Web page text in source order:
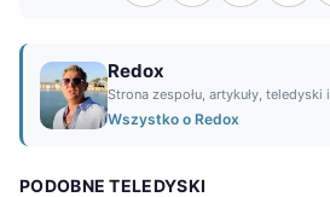
Redox
Strona zespołu, artykuły,
Wszystko o Redox
PODOBNE TELEDYSKI